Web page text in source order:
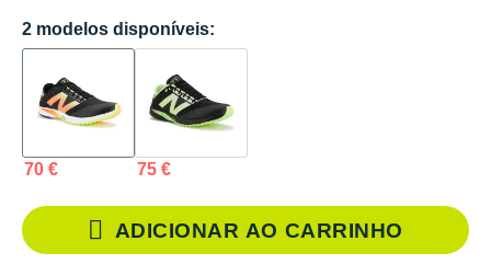
2 modelos disponíveis:
70 € 75 €
ADICIONAR AO CARRINHO